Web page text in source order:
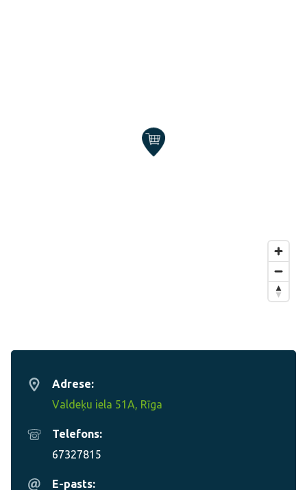
Adrese:
Valdeķu iela 51A, Rīga
Telefons:
67327815
E-pasts: